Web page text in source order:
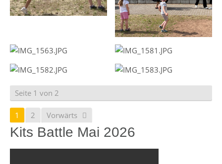
Seite 1 von 2
1 2 Vorwärts
Kits Battle Mai 2026